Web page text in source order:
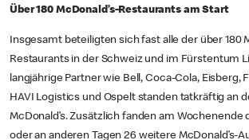
Über 180 McDonald’s-Restaurants am Start
Insgesamt beteiligten sich fast alle der über 180
Restaurants in der Schweiz und im Fürstentum
langjährige Partner wie Bell, Coca-Cola, Eisberg,
HAVI Logistics und Ospelt standen tatkräftig an
McDonald’s. Zusätzlich fanden am Wochenende
oder an anderen Tagen 26 weitere McDonald’s-